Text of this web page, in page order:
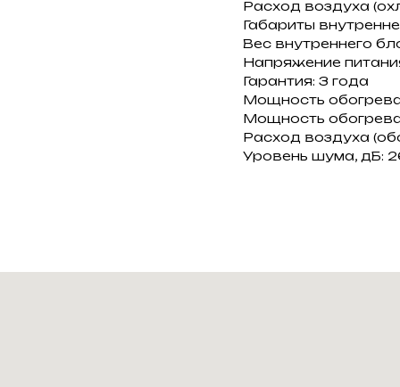
Расход воздуха
Габариты
Вес внутреннего
Напряжение
Гарантия: 3 года
Мощность
Мощность
Расход воздуха
Уровень шума, дБ: